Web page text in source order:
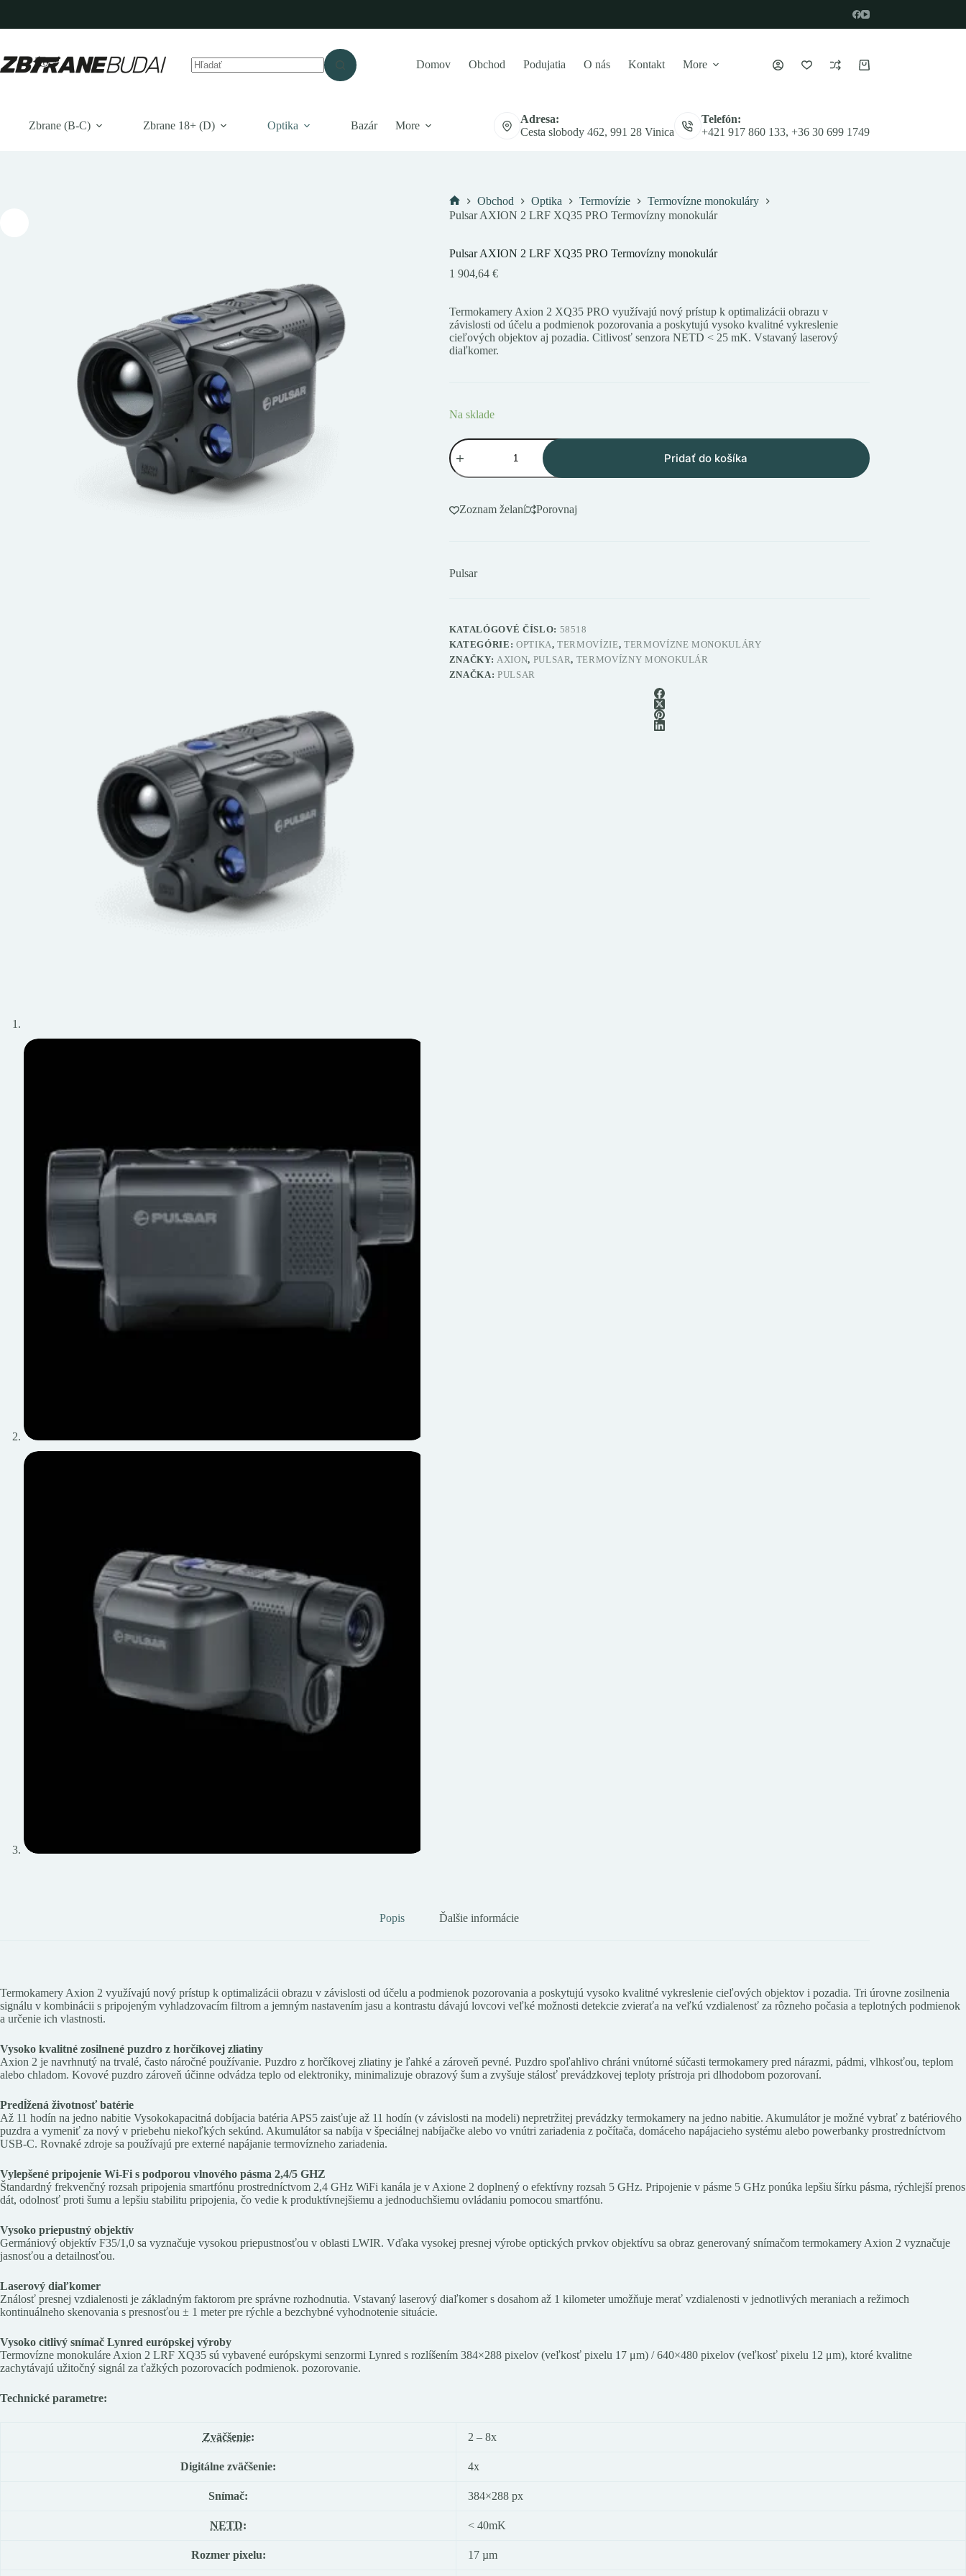
obsah
Domov Obchod Podujatia O nás Kontakt More
Nákupný
Zbrane (B-C) Zbrane 18+ (D) Optika Bazár More
Adresa:
Cesta slobody 462, 991 28 Vinica
Telefón:
+421 917 860 133, +36 30 699 1749
Domov
Obchod Optika Termovízie
Termovízne monokuláry
Pulsar AXION 2 LRF XQ35 PRO Termovízny monokulár
Pulsar AXION 2 LRF XQ35 PRO Termovízny monokulár
1 904,64 €
Termokamery Axion 2 XQ35 PRO využívajú nový prístup k optimalizácii obrazu v
závislosti od účelu a podmienok pozorovania a poskytujú vysoko kvalitné vykreslenie
cieľových objektov aj pozadia. Citlivosť senzora NETD < 25 mK. Vstavaný laserový
diaľkomer.
Na sklade
množstvo
Pulsar
AXION
XQ35
PRO
Pridať do košíka
Zoznam želaní Porovnaj
Pulsar
KATALÓGOVÉ ČÍSLO: 58518
KATEGÓRIE: OPTIKA,TERMOVÍZIE, TERMOVÍZNE MONOKULÁRY
ZNAČKY: AXION, PULSAR, TERMOVÍZNY MONOKULÁR
ZNAČKA: PULSAR
Popis Ďalšie informácie
Termokamery Axion 2 využívajú nový prístup k optimalizácii obrazu v závislosti od účelu a podmienok pozorovania a poskytujú vysoko kvalitné vykreslenie cieľových objektov i pozadia. Tri úrovne zosilnenia
signálu v kombinácii s pripojeným vyhladzovacím filtrom a jemným nastavením jasu a kontrastu dávajú lovcovi veľké možnosti detekcie zvieraťa na veľkú vzdialenosť za rôzneho počasia a teplotných podmienok
a určenie ich vlastnosti.
Vysoko kvalitné zosilnené puzdro z horčíkovej zliatiny
Axion 2 je navrhnutý na trvalé, často náročné používanie. Puzdro z horčíkovej zliatiny je ľahké a zároveň pevné. Puzdro spoľahlivo chráni vnútorné súčasti termokamery pred nárazmi, pádmi, vlhkosťou, teplom
alebo chladom. Kovové puzdro zároveň účinne odvádza teplo od elektroniky, minimalizuje obrazový šum a zvyšuje stálosť prevádzkovej teploty prístroja pri dlhodobom pozorovaní.
Predĺžená životnosť batérie
Až 11 hodín na jedno nabitie Vysokokapacitná dobíjacia batéria APS5 zaisťuje až 11 hodín (v závislosti na modeli) nepretržitej prevádzky termokamery na jedno nabitie. Akumulátor je možné vybrať z batériového
puzdra a vymeniť za nový v priebehu niekoľkých sekúnd. Akumulátor sa nabíja v špeciálnej nabíjačke alebo vo vnútri zariadenia z počítača, domáceho napájacieho systému alebo powerbanky prostredníctvom
USB-C. Rovnaké zdroje sa používajú pre externé napájanie termovízneho zariadenia.
Vylepšené pripojenie Wi-Fi s podporou vlnového pásma 2,4/5 GHZ
Štandardný frekvenčný rozsah pripojenia smartfónu prostredníctvom 2,4 GHz WiFi kanála je v Axione 2 doplnený o efektívny rozsah 5 GHz. Pripojenie v pásme 5 GHz ponúka lepšiu šírku pásma, rýchlejší prenos
dát, odolnosť proti šumu a lepšiu stabilitu pripojenia, čo vedie k produktívnejšiemu a jednoduchšiemu ovládaniu pomocou smartfónu.
Vysoko priepustný objektív
Germániový objektív F35/1,0 sa vyznačuje vysokou priepustnosťou v oblasti LWIR. Vďaka vysokej presnej výrobe optických prvkov objektívu sa obraz generovaný snímačom termokamery Axion 2 vyznačuje
jasnosťou a detailnosťou.
Laserový diaľkomer
Ználosť presnej vzdialenosti je základným faktorom pre správne rozhodnutia. Vstavaný laserový diaľkomer s dosahom až 1 kilometer umožňuje merať vzdialenosti v jednotlivých meraniach a režimoch
kontinuálneho skenovania s presnosťou ± 1 meter pre rýchle a bezchybné vyhodnotenie situácie.
Vysoko citlivý snímač Lynred európskej výroby
Termovízne monokuláre Axion 2 LRF XQ35 sú vybavené európskymi senzormi Lynred s rozlíšením 384×288 pixelov (veľkosť pixelu 17 μm) / 640×480 pixelov (veľkosť pixelu 12 μm), ktoré kvalitne
zachytávajú užitočný signál za ťažkých pozorovacích podmienok. pozorovanie.
Technické parametre:
Zväčšenie: 2 – 8x
Digitálne zväčšenie: 4x
Snímač: 384×288 px
NETD: < 40mK
Rozmer pixelu: 17 µm